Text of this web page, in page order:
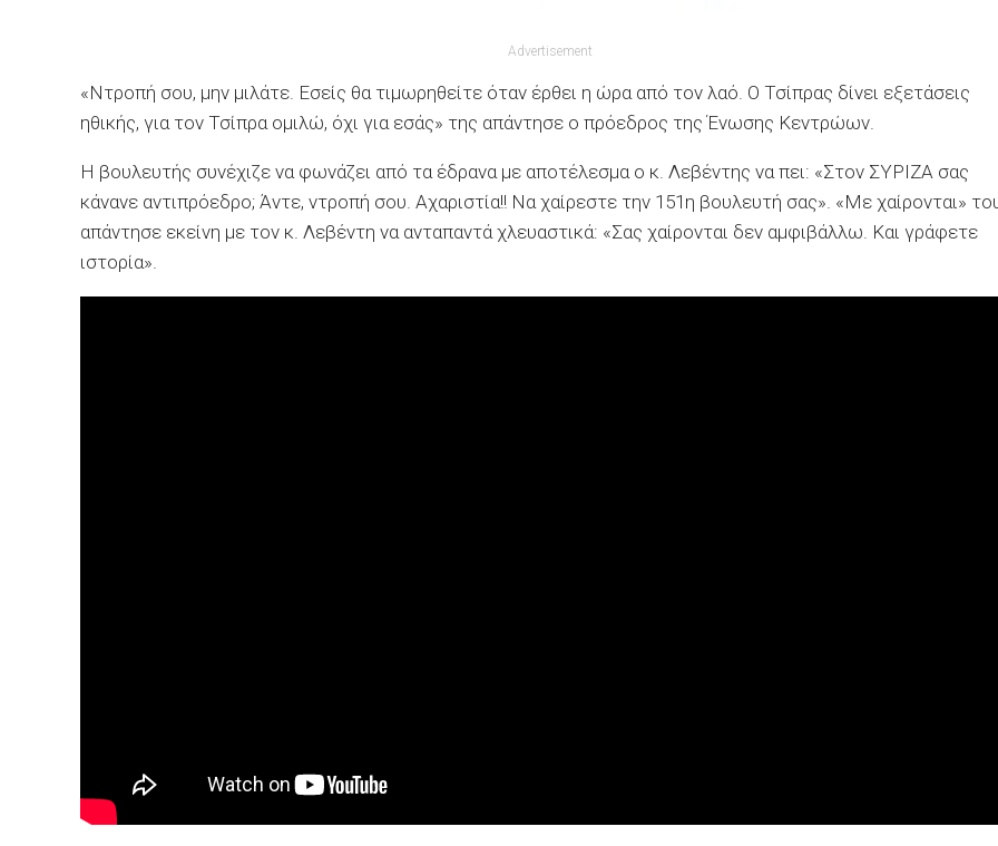
Advertisement
«Ντροπή σου, μην μιλάτε. Εσείς θα τιμωρηθείτε όταν έρθει η ώρα από τον λαό. Ο Τσίπρας δίνει εξετάσεις
ηθικής, για τον Τσίπρα ομιλώ, όχι για εσάς» της απάντησε ο πρόεδρος της Ένωσης Κεντρώων.
Η βουλευτής συνέχιζε να φωνάζει από τα έδρανα με αποτέλεσμα ο κ. Λεβέντης να πει: «Στον ΣΥΡΙΖΑ σας
κάνανε αντιπρόεδρο; Άντε, ντροπή σου. Αχαριστία!! Να χαίρεστε την 151η βουλευτή σας». «Με χαίρονται»
απάντησε εκείνη με τον κ. Λεβέντη να ανταπαντά χλευαστικά: «Σας χαίρονται δεν αμφιβάλλω. Και γράφετε
ιστορία».